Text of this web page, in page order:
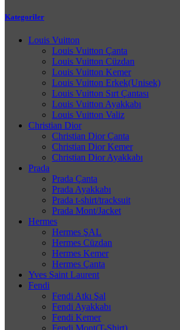
Kategoriler
Louis Vuitton
Louis Vuitton Çanta
Louis Vuitton Cüzdan
Louis Vuitton Kemer
Louis Vuitton Erkek(Unisek)
Louis Vuitton Sırt Çantası
Louis Vuitton Ayakkabı
Louis Vuitton Valiz
Christian Dior
Christian Dior Çanta
Christian Dior Kemer
Christian Dior Ayakkabı
Prada
Prada Çanta
Prada Ayakkabı
Prada t-shirt/tracksuit
Prada Mont/Jacket
Hermes
Hermes ŞAL
Hermes Cüzdan
Hermes Kemer
Hermes Çanta
Yves Saint Laurent
Fendi
Fendi Atkı Şal
Fendi Ayakkabı
Fendi Kemer